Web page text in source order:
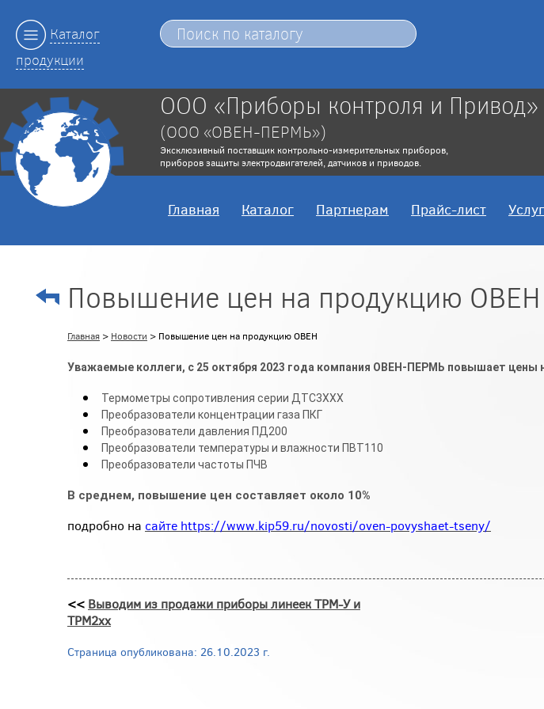
Каталог
продукции
ООО «Приборы контроля и Привод»
(ООО «ОВЕН-ПЕРМЬ»)
Эксклюзивный поставщик контрольно-измерительных приборов,
приборов защиты электродвигателей, датчиков и приводов.
Главная Каталог Партнерам Прайс-лист
Повышение цен на продукцию ОВЕН
Главная > Новости > Повышение цен на продукцию ОВЕН
Уважаемые коллеги, с 25 октября 2023 года компания ОВЕН-ПЕРМЬ повышает цены
Термометры сопротивления серии ДТС3ХХХ
Преобразователи концентрации газа ПКГ
Преобразователи давления ПД200
Преобразователи температуры и влажности ПВТ110
Преобразователи частоты ПЧВ
В среднем, повышение цен составляет около 10%
подробно на сайте https://www.kip59.ru/novosti/oven-povyshaet-tseny/
<< Выводим из продажи приборы линеек ТРМ-У и
ТРМ2хх
Страница опубликована: 26.10.2023 г.